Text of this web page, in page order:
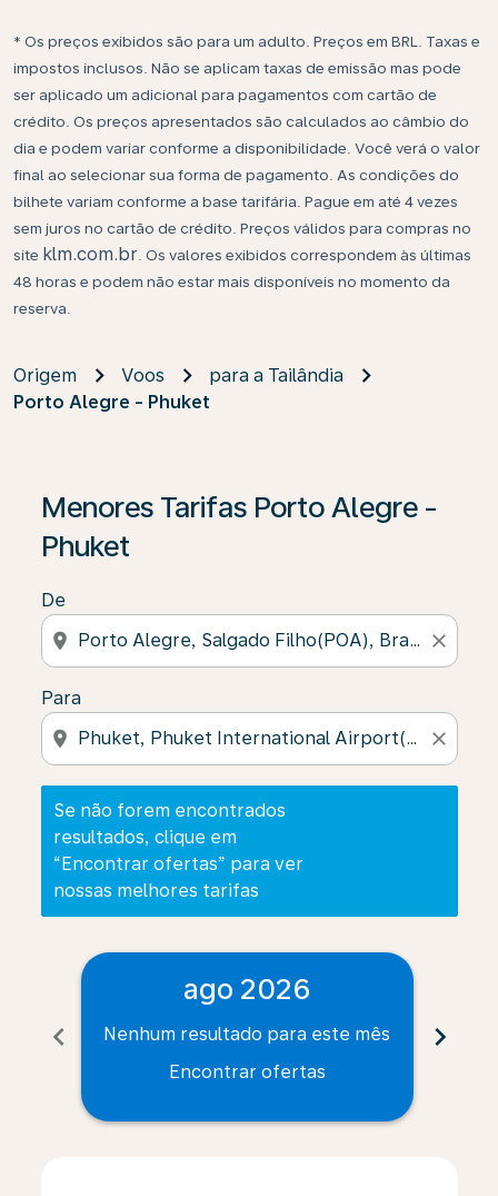
* Os preços exibidos são para um adulto. Preços em BRL. Taxas e
impostos inclusos. Não se aplicam taxas de emissão mas pode
ser aplicado um adicional para pagamentos com cartão de
crédito. Os preços apresentados são calculados ao câmbio do
dia e podem variar conforme a disponibilidade. Você verá o valor
final ao selecionar sua forma de pagamento. As condições do
bilhete variam conforme a base tarifária. Pague em até 4 vezes
sem juros no cartão de crédito. Preços válidos para compras no
site klm.com.br . Os valores exibidos correspondem às últimas
48 horas e podem não estar mais disponíveis no momento da
reserva.
Origem Voos
para a Tailândia
Porto Alegre - Phuket
Menores Tarifas Porto Alegre -
Phuket
De
location_on close
Para
location_on close
Se não forem encontrados
resultados, clique em
“Encontrar ofertas” para ver
nossas melhores tarifas
Se não forem encontrados resultados, clique em
chevron_left
ago 2026
Nenhum resultado para este mês
Encontrar ofertas
chevron_right